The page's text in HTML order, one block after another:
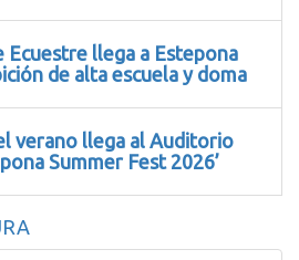
Ecuestre llega a Estepona
de alta escuela y doma
verano llega al Auditorio
Summer Fest 2026’